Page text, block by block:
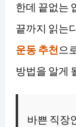
한데 끝없는
끝까지 읽는
운동 추천으
방법을 알게
바쁜 직장